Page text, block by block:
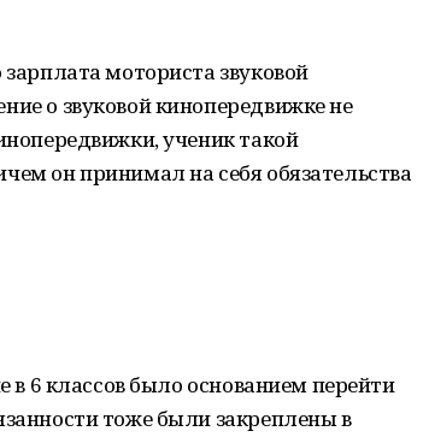
моториста звуковой
о звуковой кинопередвижке не
ученик такой
он принимал на себя обязательства
в 6 классов было основанием перейти
тоже были закреплены в